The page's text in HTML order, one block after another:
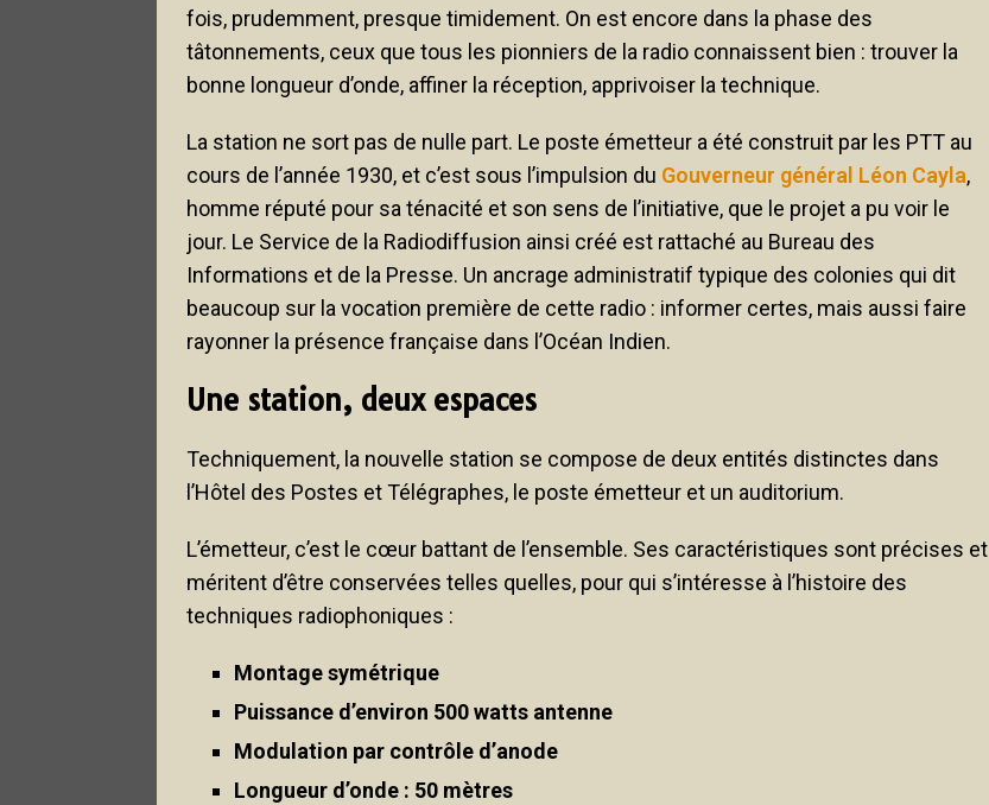
fois, prudemment, presque timidement. On est encore dans la phase des
tâtonnements, ceux que tous les pionniers de la radio connaissent bien : trouver la
bonne longueur d’onde, affiner la réception, apprivoiser la technique.
La station ne sort pas de nulle part. Le poste émetteur a été construit par les PTT au
cours de l’année 1930, et c’est sous l’impulsion du Gouverneur général Léon Cayla,
homme réputé pour sa ténacité et son sens de l’initiative, que le projet a pu voir le
jour. Le Service de la Radiodiffusion ainsi créé est rattaché au Bureau des
Informations et de la Presse. Un ancrage administratif typique des colonies qui dit
beaucoup sur la vocation première de cette radio : informer certes, mais aussi faire
rayonner la présence française dans l’Océan Indien.
Une station, deux espaces
Techniquement, la nouvelle station se compose de deux entités distinctes dans
l’Hôtel des Postes et Télégraphes, le poste émetteur et un auditorium.
L’émetteur, c’est le cœur battant de l’ensemble. Ses caractéristiques sont précises et
méritent d’être conservées telles quelles, pour qui s’intéresse à l’histoire des
techniques radiophoniques :
Montage symétrique
Puissance d’environ 500 watts antenne
Modulation par contrôle d’anode
Longueur d’onde : 50 mètres